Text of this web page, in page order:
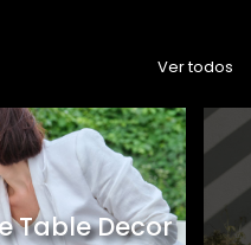
Ver todos
Table Decor